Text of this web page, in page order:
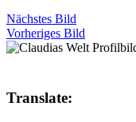
Nächstes Bild
Vorheriges Bild
Translate: